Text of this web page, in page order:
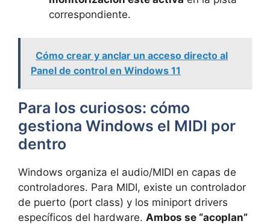
correspondiente.
Cómo crear y anclar un acceso directo al
Panel de control en Windows 11
Para los curiosos: cómo
gestiona Windows el MIDI por
dentro
Windows organiza el audio/MIDI en capas de
controladores. Para MIDI, existe un controlador
de puerto (port class) y los miniport drivers
específicos del hardware. Ambos se “acoplan”